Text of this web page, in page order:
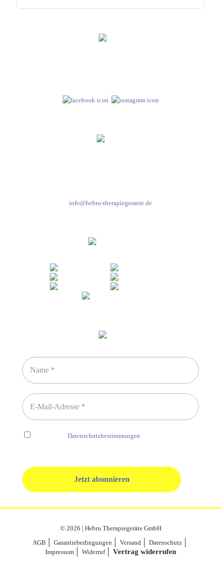
info@hebru-therapiegeraete.de
Datenschutzbestimmungen
© 2026 | Hebru Therapiegeräte GmbH
AGB
Garantiebedingungen Versand
Datenschutz
Impressum
Widerruf Vertrag widerrufen